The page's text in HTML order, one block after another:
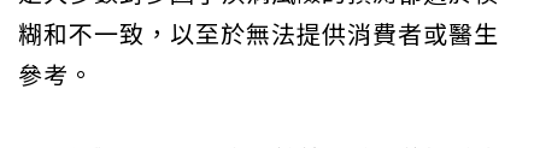
糊和不一致，以至於無法提供消費者或醫生
參考。